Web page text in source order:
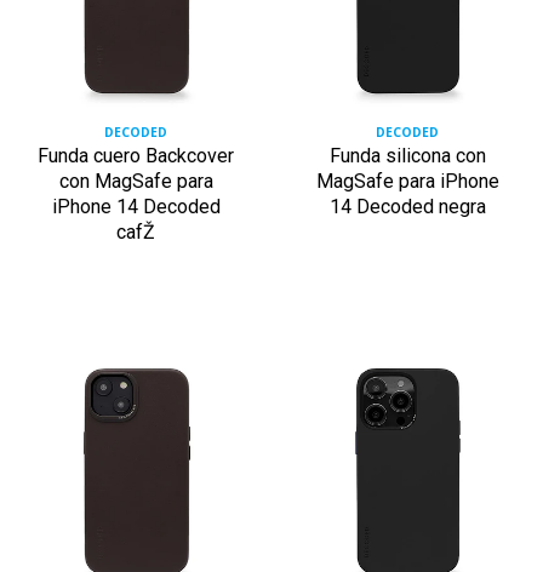
DECODED
Funda cuero Backcover
con MagSafe para
iPhone 14 Decoded
cafŽ
DECODED
Funda silicona con
MagSafe para iPhone
14 Decoded negra